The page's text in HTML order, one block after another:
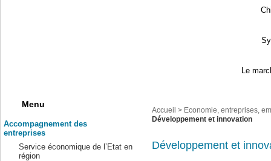
Le
Menu
Accompagnement des
entreprises
Service économique de l’Etat en
région
Accueil > Economie, entreprises,
Développement et innovation
Développement et